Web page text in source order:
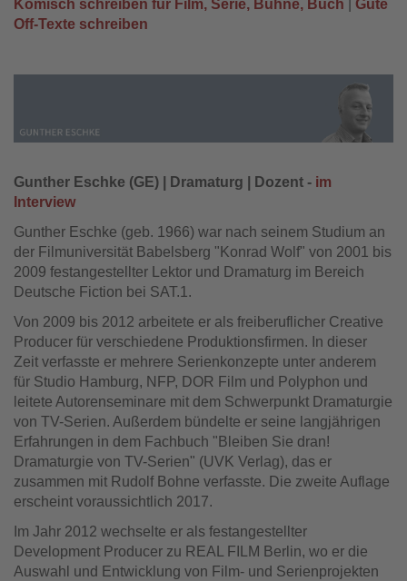
Komisch schreiben für Film, Serie, Bühne, Buch
Gute
Off-Texte schreiben
Gunther Eschke (GE) | Dramaturg | Dozent - im
Interview
Gunther Eschke (geb. 1966) war nach seinem Studium an
der Filmuniversität Babelsberg "Konrad Wolf" von 2001 bis
2009 festangestellter Lektor und Dramaturg im Bereich
Deutsche Fiction bei SAT.1.
Von 2009 bis 2012 arbeitete er als freiberuflicher Creative
Producer für verschiedene Produktionsfirmen. In dieser
Zeit verfasste er mehrere Serienkonzepte unter anderem
für Studio Hamburg, NFP, DOR Film und Polyphon und
leitete Autorenseminare mit dem Schwerpunkt Dramaturgie
von TV-Serien. Außerdem bündelte er seine langjährigen
Erfahrungen in dem Fachbuch "Bleiben Sie dran!
Dramaturgie von TV-Serien" (UVK Verlag), das er
zusammen mit Rudolf Bohne verfasste. Die zweite Auflage
erscheint voraussichtlich 2017.
Im Jahr 2012 wechselte er als festangestellter
Development Producer zu REAL FILM Berlin, wo er die
Auswahl und Entwicklung von Film- und Serienprojekten